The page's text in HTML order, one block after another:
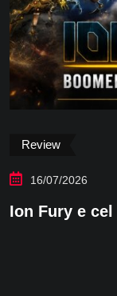
Review
16/07/2026
Ion Fury e